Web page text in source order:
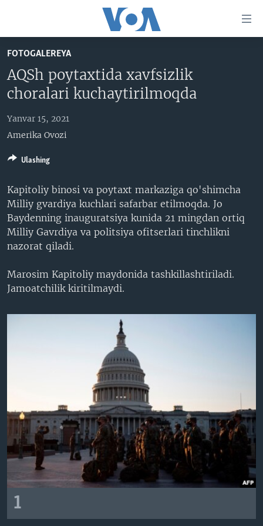
boring
Boshiga
Qidiruvga
o'ting
AMERIKA
XALQARO
MULTIMEDIA
AMERIKA MANZARALARI
XALQARO HAYOT
VASHINGTON CHOYXONASI
MOBIL-SALOM!
VIDEO
XABARLAR SURATLARDA
IJTIMOIY TARMOQLAR
FACEBOOK
YOUTUBE
INSTAGRAM
ODNOKLASSNIKI
TELEGRAM
TWITTER
INGLIZ TILI DARSLARI
EDITORIAL
FOTOGALEREYA
AQSh poytaxtida xavfsizlik
choralari kuchaytirilmoqda
Yanvar 15, 2021
Amerika Ovozi
Kapitoliy binosi va poytaxt markaziga qo'shimcha
Milliy gvardiya kuchlari safarbar etilmoqda. Jo
Baydenning inauguratsiya kunida 21 mingdan ortiq
Milliy Gavrdiya va politsiya ofitserlari tinchlikni
nazorat qiladi.
Marosim Kapitoliy maydonida tashkillashtiriladi.
Jamoatchilik kiritilmaydi.
1
Ulashing